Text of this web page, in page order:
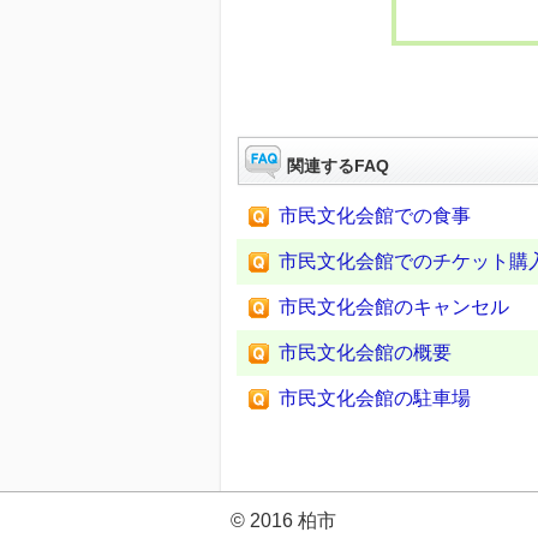
関連するFAQ
市民文化会館での食事
市民文化会館でのチケット購
市民文化会館のキャンセル
市民文化会館の概要
市民文化会館の駐車場
© 2016 柏市